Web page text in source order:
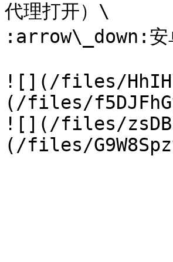
代理打开）\
:arrow\_down:安
![](/files/
(/files/
![](/files/